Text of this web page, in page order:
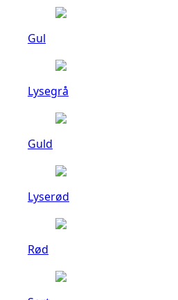
Gul
Lysegrå
Guld
Lyserød
Rød